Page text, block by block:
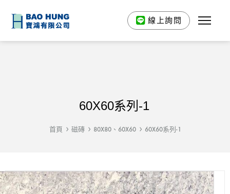
線上詢問
60X60系列-1
首頁 磁磚 80X80、60X60 60X60系列-1